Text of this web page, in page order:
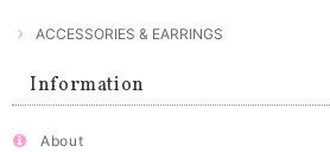
ACCESSORIES & EARRINGS
Information
About